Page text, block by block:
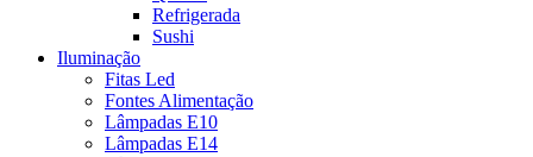
Refrigerada
Sushi
Iluminação
Fitas Led
Fontes Alimentação
Lâmpadas E10
Lâmpadas E14